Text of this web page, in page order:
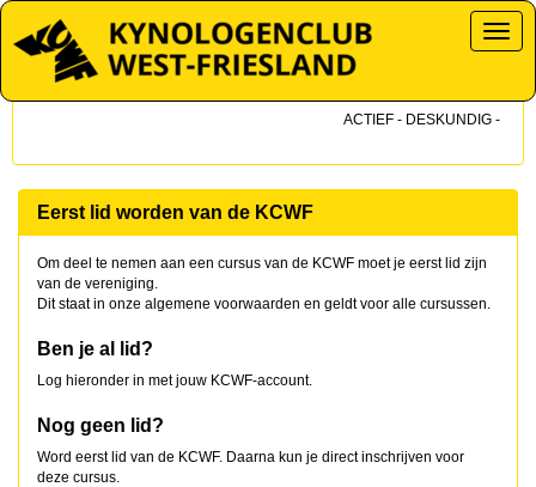
ACTIEF - DESKUNDIG -
Eerst lid worden van de KCWF
Om deel te nemen aan een cursus van de KCWF moet je eerst lid zijn
van de vereniging.
Dit staat in onze algemene voorwaarden en geldt voor alle cursussen.
Ben je al lid?
Log hieronder in met jouw KCWF-account.
Nog geen lid?
Word eerst lid van de KCWF. Daarna kun je direct inschrijven voor
deze cursus.